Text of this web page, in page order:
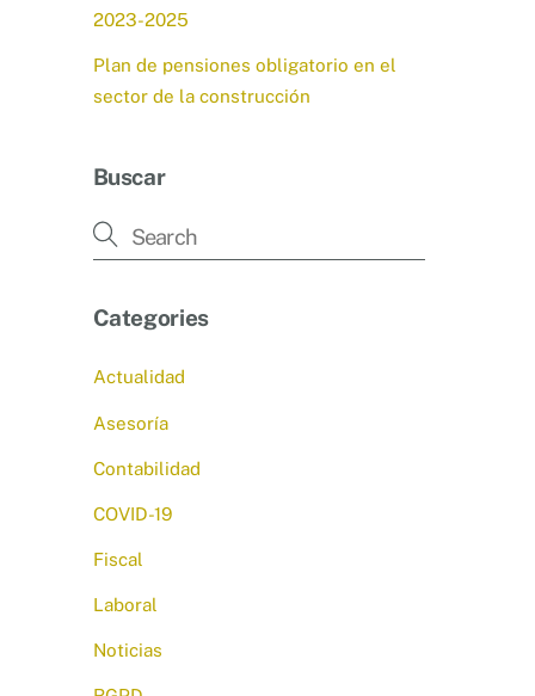
2023-2025
Plan de pensiones obligatorio en el
sector de la construcción
Buscar
Categories
Actualidad
Asesoría
Contabilidad
COVID-19
Fiscal
Laboral
Noticias